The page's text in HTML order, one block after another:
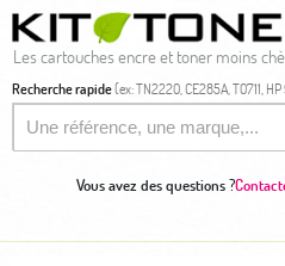
Les cartouches encre et toner moins
Recherche rapide(ex: TN2220, CE285A, T0711, HP
Vous avez des questions ?